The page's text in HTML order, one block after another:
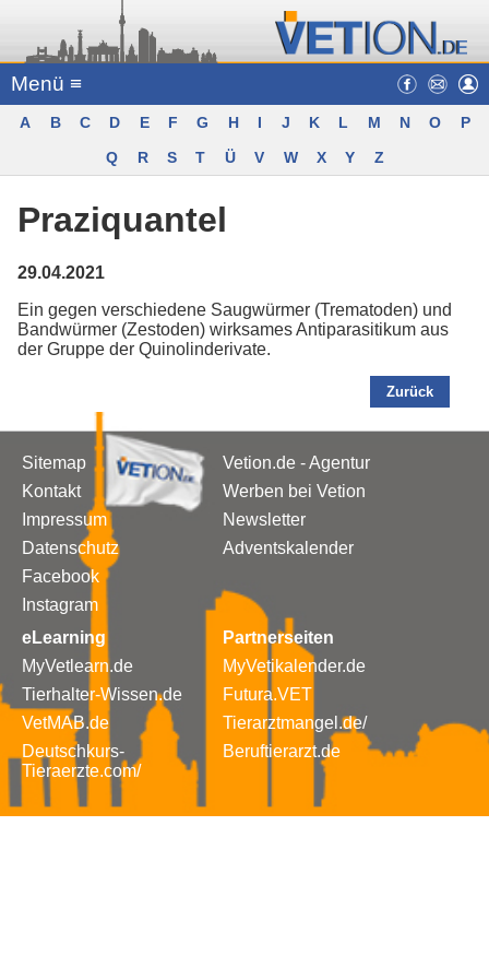
Menü ≡
A B C D E F G H I J K L M N O
P
Q
R S T Ü V W X Y Z
Praziquantel
29.04.2021
Ein gegen verschiedene Saugwürmer (Trematoden) und
Bandwürmer (Zestoden) wirksames Antiparasitikum aus
der Gruppe der Quinolinderivate.
Zurück
Sitemap
Kontakt
Impressum
Datenschutz
Facebook
Instagram
Vetion.de - Agentur
Werben bei Vetion
Newsletter
Adventskalender
eLearning
MyVetlearn.de
Tierhalter-Wissen.de
VetMAB.de
Deutschkurs-
Tieraerzte.com/
Partnerseiten
MyVetikalender.de
Futura.VET
Tierarztmangel.de/
Beruftierarzt.de